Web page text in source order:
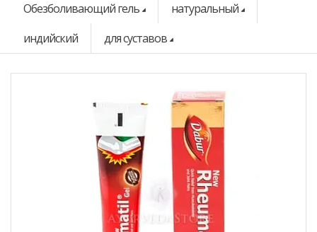
Обезболивающий гель
натуральный
индийский
для суставов